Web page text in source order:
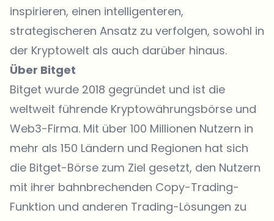
inspirieren, einen intelligenteren,
strategischeren Ansatz zu verfolgen, sowohl in
der Kryptowelt als auch darüber hinaus.
Über Bitget
Bitget wurde 2018 gegründet und ist die
weltweit führende Kryptowährungsbörse und
Web3-Firma. Mit über 100 Millionen Nutzern in
mehr als 150 Ländern und Regionen hat sich
die Bitget-Börse zum Ziel gesetzt, den Nutzern
mit ihrer bahnbrechenden Copy-Trading-
Funktion und anderen Trading-Lösungen zu